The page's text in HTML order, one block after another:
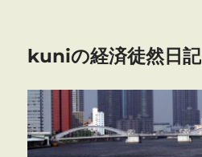
kuniの経済徒然日記